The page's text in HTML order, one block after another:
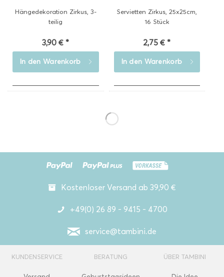
Hängedekoration Zirkus, 3-
teilig
3,90 € *
In den Warenkorb
Servietten Zirkus, 25x25cm,
16 Stück
2,75 € *
In den Warenkorb
Kostenloser Versand ab 39,90 €
+49(0) 26 89 - 9415 - 4700
service@tambini.de
KUNDENSERVICE BERATUNG ÜBER TAMBINI